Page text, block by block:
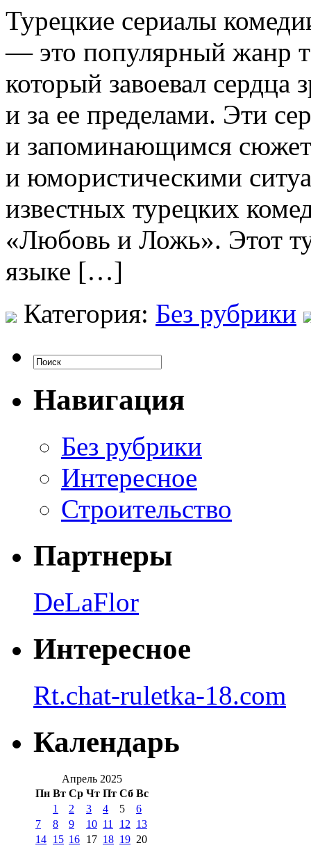
Турецкие сериалы
— это популярный жанр
который завоевал сердца
и за ее пределами. Эти
и запоминающимся
и юмористическими
известных турецких
«Любовь и Ложь». Этот
языке […]
Категория: Без рубрики
Навигация
Без рубрики
Интересное
Строительство
Партнеры
DeLaFlor
Интересное
Rt.chat-ruletka-18.com
Календарь
Апрель 2025
Пн Вт Ср Чт Пт Сб Вс
1
2 3 4 5
6
7
8 9 10 11 12 13
14 15 16 17 18 19 20